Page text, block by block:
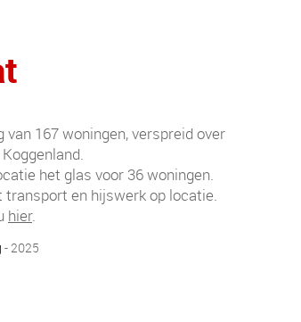
167 woningen, verspreid over
het glas voor 36 woningen.
transport en hijswerk op locatie.
hier.
- 2025